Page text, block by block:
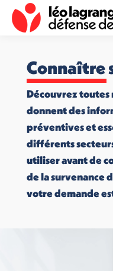
Connaître
Découvrez toutes
donnent des
préventives et
différents
utiliser avant de
de la survenance
votre demande